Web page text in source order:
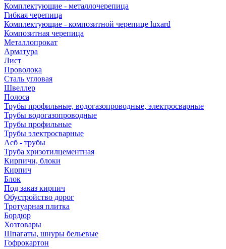
Комплектующие - металлочерепица
Гибкая черепица
Комплектующие - композитной черепице luxard
Композитная черепица
Металлопрокат
Арматура
Лист
Проволока
Сталь угловая
Швеллер
Полоса
Трубы профильные, водогазопроводные, электросварные
Трубы водогазопроводные
Трубы профильные
Трубы электросварные
Асб - трубы
Труба хризотилцементная
Кирпичи, блоки
Кирпич
Блок
Под заказ кирпич
Обустройство дорог
Тротуарная плитка
Бордюр
Хозтовары
Шпагаты, шнуры бельевые
Гофрокартон